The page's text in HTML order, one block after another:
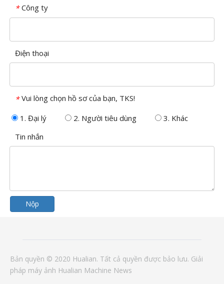
* Công ty
Điện thoại
* Vui lòng chọn hồ sơ của bạn, TKS!
1. Đại lý
2. Người tiêu dùng
3. Khác
Tin nhắn
Nộp
Bản quyền © 2020 Hualian. Tất cả quyền được bảo lưu. Giải
pháp máy ảnh Hualian Machine News